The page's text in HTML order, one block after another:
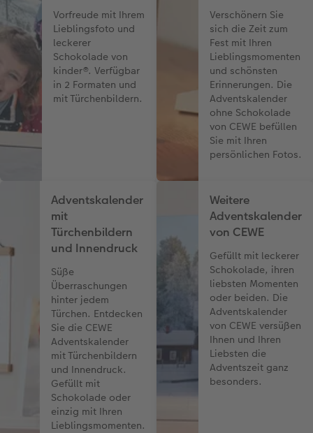
Vorfreude mit Ihrem
Lieblingsfoto und
leckerer
Schokolade von
kinder®. Verfügbar
in 2 Formaten und
mit Türchenbildern.
Verschönern Sie
sich die Zeit zum
Fest mit Ihren
Lieblingsmomenten
und schönsten
Erinnerungen. Die
Adventskalender
ohne Schokolade
von CEWE befüllen
Sie mit Ihren
persönlichen Fotos.
Adventskalender
mit
Türchenbildern
und Innendruck
Süße
Überraschungen
hinter jedem
Türchen. Entdecken
Sie die CEWE
Adventskalender
mit Türchenbildern
und Innendruck.
Gefüllt mit
Schokolade oder
einzig mit Ihren
Lieblingsmomenten.
Weitere
Adventskalender
von CEWE
Gefüllt mit leckerer
Schokolade, ihren
liebsten Momenten
oder beiden. Die
Adventskalender
von CEWE versüßen
Ihnen und Ihren
Liebsten die
Adventszeit ganz
besonders.